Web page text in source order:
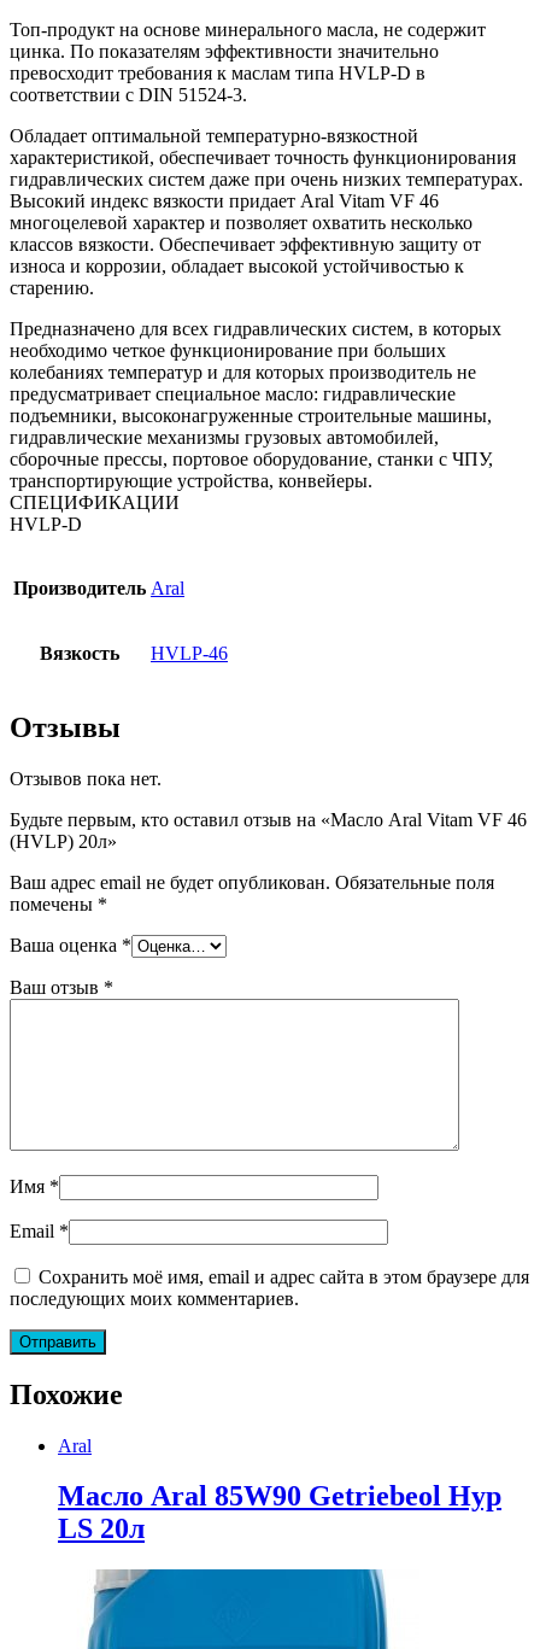
Топ-продукт на основе минерального масла, не содержит
цинка. По показателям эффективности значительно
превосходит требования к маслам типа HVLP-D в
соответствии с DIN 51524-3.
Обладает оптимальной температурно-вязкостной
характеристикой, обеспечивает точность функционирования
гидравлических систем даже при очень низких температурах.
Высокий индекс вязкости придает Aral Vitam VF 46
многоцелевой характер и позволяет охватить несколько
классов вязкости. Обеспечивает эффективную защиту от
износа и коррозии, обладает высокой устойчивостью к
старению.
Предназначено для всех гидравлических систем, в которых
необходимо четкое функционирование при больших
колебаниях температур и для которых производитель не
предусматривает специальное масло: гидравлические
подъемники, высоконагруженные строительные машины,
гидравлические механизмы грузовых автомобилей,
сборочные прессы, портовое оборудование, станки с ЧПУ,
транспортирующие устройства, конвейеры.
СПЕЦИФИКАЦИИ
HVLP-D
Производитель Aral
Вязкость HVLP-46
Отзывы
Отзывов пока нет.
Будьте первым, кто оставил отзыв на «Масло Aral Vitam VF 46
(HVLP) 20л»
Ваш адрес email не будет опубликован. Обязательные поля
помечены *
Ваша оценка *
Ваш отзыв *
Имя *
Email *
Сохранить моё имя, email и адрес сайта в этом браузере для
последующих моих комментариев.
Похожие
Aral
Масло Aral 85W90 Getriebeol Hyp
LS 20л